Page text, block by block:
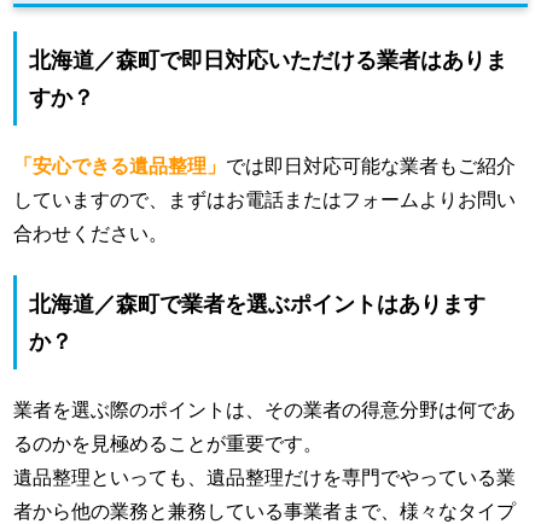
北海道／森町で即日対応いただける業者はありま
すか？
「安心できる遺品整理」 では即日対応可能な業者もご紹介
していますので、まずはお電話またはフォームよりお問い
合わせください。
北海道／森町で業者を選ぶポイントはあります
か？
業者を選ぶ際のポイントは、その業者の得意分野は何であ
るのかを見極めることが重要です。
遺品整理といっても、遺品整理だけを専門でやっている業
者から他の業務と兼務している事業者まで、様々なタイプ